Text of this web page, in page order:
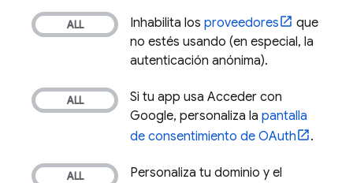
Inhabilita los proveedores
que
no estés usando (en especial, la
autenticación anónima).
Si tu app usa Acceder con
Google, personaliza la pantalla
de consentimiento de OAuth
.
Personaliza tu dominio y el